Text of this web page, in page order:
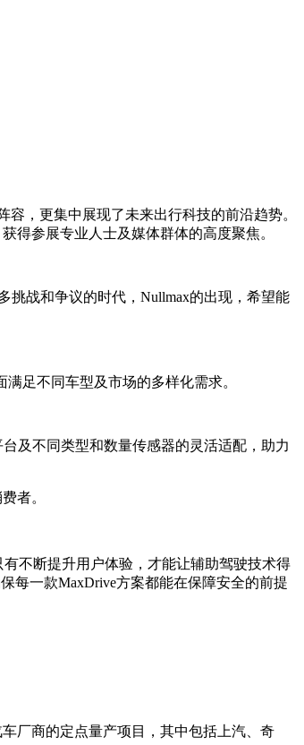
，更集中展现了未来出行科技的前沿趋势。
得参展专业人士及媒体群体的高度聚焦。
挑战和争议的时代，Nullmax的出现，希望能
足不同车型及市场的多样化需求。
及不同类型和数量传感器的灵活适配，助力
者。
不断提升用户体验，才能让辅助驾驶技术得
每一款MaxDrive方案都能在保障安全的前提
厂商的定点量产项目，其中包括上汽、奇